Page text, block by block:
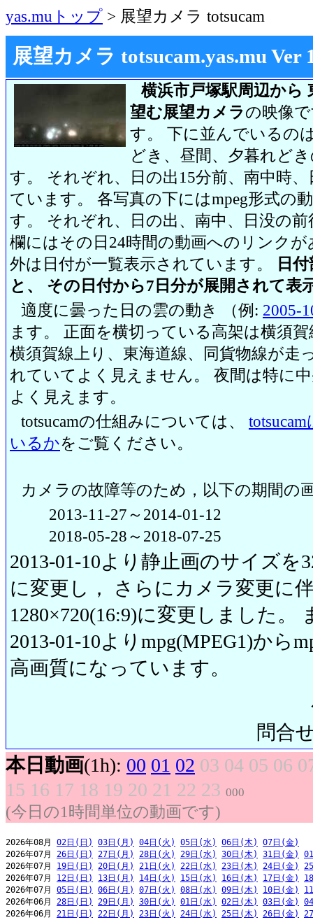
yas.muトップ > 展望カメラ totsucam
展望カメラ totsucam.yas.mu Ver
横浜市戸塚駅周辺から
望む展望カメラの映像
す。 下に並んでいるの
どき、昼間、夕暮れど
す。 それぞれ、日の出15分前、南中時
ています。 各写真の下にはmpeg形式の
す。 それぞれ、日の出、南中、日没の
欄にはその日24時間の動画へのリンク
外は日付が一覧表示されています。
日
と、 その日付から7日分が展開されて表
適度に曇った日の雲の動き （例: 2005-
ます。 正面を横切っている高架は横須
横須賀線上り、東海道線、同貨物線が走
れていてよく見えません。 夜間は特に
よく見えます。
totsucamの仕組みについては、
いるかをご覧ください。
カメラの故障等のため，以下の期間の
2013-11-27～2014-01-12
2018-05-28～2018-07-25
2013-01-10より静止画のサイズを
に変更し， さらにカメラ変更に
1280×720(16:9)に変更しました。
2013-01-10よりmpg(MPEG1)から
高画質になっています。
問合
本日動画(1h): 00 01 02 03 04 05 06
15 16 17 18 19 20 21 22 23 000
(今日の1時間単位の動画です)
2026年08月 02日(日) 03日(月) 04日(火) 05日(水) 06日(木)
07日(金)
2026年07月 26日(日) 27日(月) 28日(火) 29日(水) 30日(木) 31日(金)
2026年07月 19日(日) 20日(月) 21日(火) 22日(水) 23日(木) 24日(金)
2026年07月 12日(日) 13日(月) 14日(火) 15日(水) 16日(木) 17日(金)
2026年07月 05日(日) 06日(月) 07日(火) 08日(水) 09日(木) 10日(金)
2026年06月 28日(日) 29日(月) 30日(火) 01日(水) 02日(木) 03日(金)
2026年06月 21日(日) 22日(月) 23日(火) 24日(水) 25日(木) 26日(金)